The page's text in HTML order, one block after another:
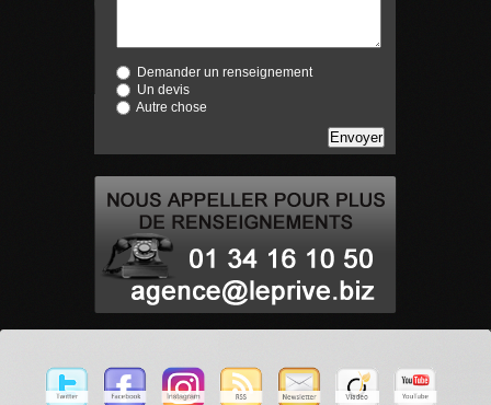
Demander un renseignement
Un devis
Autre chose